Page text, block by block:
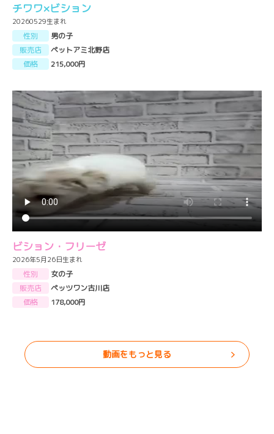
チワワ×ビション
20260529生まれ
性別
男の子
販売店
ペットアミ北野店
価格
215,000円
ビション・フリーゼ
2026年5月26日生まれ
性別
女の子
販売店
ペッツワン古川店
価格
178,000円
動画をもっと見る